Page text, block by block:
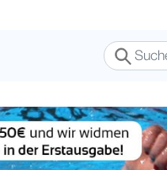
Suchen